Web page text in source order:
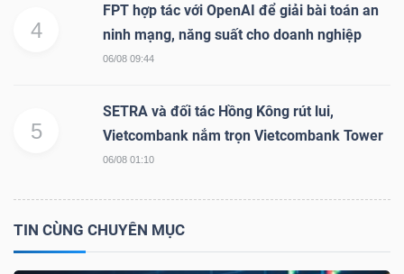
4
FPT hợp tác với OpenAI để giải bài toán an
ninh mạng, năng suất cho doanh nghiệp
06/08 09:44
5
SETRA và đối tác Hồng Kông rút lui,
Vietcombank nắm trọn Vietcombank Tower
06/08 01:10
TIN CÙNG CHUYÊN MỤC
DÙNG